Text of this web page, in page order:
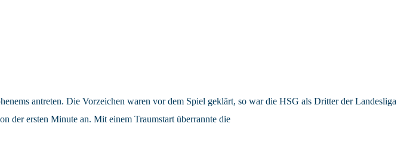
antreten. Die Vorzeichen waren vor dem Spiel geklärt, so war die HSG als Dritter der Landesliga
der ersten Minute an. Mit einem Traumstart überrannte die